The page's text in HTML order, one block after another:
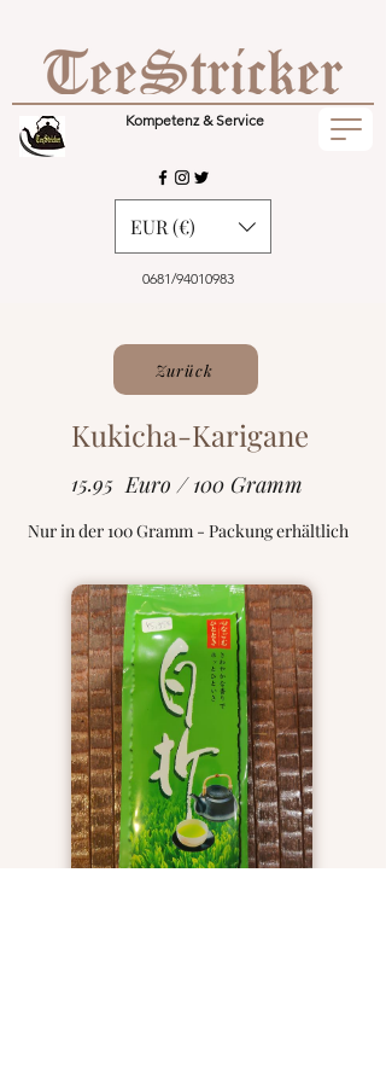
Kompetenz & Service
0681/94010983
EUR (€)
Zurück
Kukicha-Karigane
15.95 Euro / 100 Gramm
Nur in der 100 Gramm - Packung erhältlich